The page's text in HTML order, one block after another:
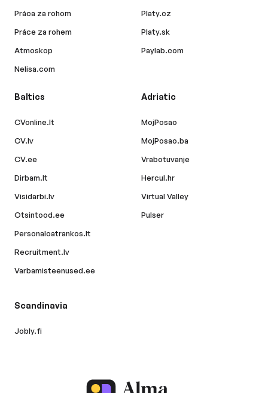
Práca za rohom
Práce za rohem
Atmoskop
Nelisa.com
Platy.cz
Platy.sk
Paylab.com
Baltics
CVonline.lt
CV.lv
CV.ee
Dirbam.lt
Visidarbi.lv
Otsintood.ee
Personaloatrankos.lt
Recruitment.lv
Varbamisteenused.ee
Adriatic
MojPosao
MojPosao.ba
Vrabotuvanje
Hercul.hr
Virtual Valley
Pulser
Scandinavia
Jobly.fi